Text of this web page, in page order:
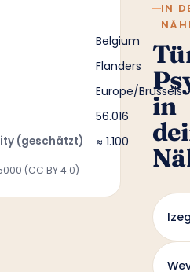
Belgium
Flanders
Europe/Brussels
56.016
(geschätzt) ≈ 1.100
(CC BY 4.0)
IN
in